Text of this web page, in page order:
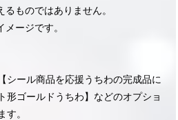
ものではありません。
ージです。
シール商品を応援うちわの完成品に
形ゴールドうちわ】などのオプショ
す。